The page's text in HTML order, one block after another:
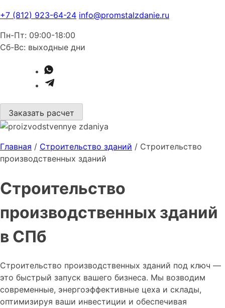
+7 (812) 923-64-24 info@promstalzdanie.ru
Пн-Пт: 09:00-18:00
Сб-Вс: выходные дни
Заказать расчет
Главная / Строительство зданий / Строительство
производственных зданий
Строительство
производственных зданий
в СПб
Строительство производственных зданий под ключ —
это быстрый запуск вашего бизнеса. Мы возводим
современные, энергоэффективные цеха и склады,
оптимизируя ваши инвестиции и обеспечивая